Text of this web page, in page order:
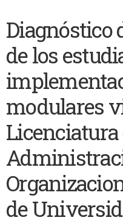
Diagnóstico
de los
modulares
Licenciatura
de